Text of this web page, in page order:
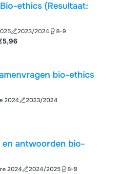
ethics (Resultaat:
2023/2024 8-9
bio-ethics
2024 2023/2024
en antwoorden bio-
2024 2024/2025 8-9